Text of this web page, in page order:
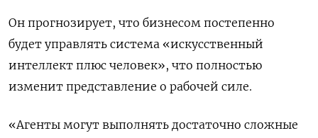
Он прогнозирует, что бизнесом ​постепенно
будет управлять система «искусственный
интеллект ​плюс человек», что ‌полностью
изменит представление о рабочей силе.
«Агенты могут выполнять достаточно сложные